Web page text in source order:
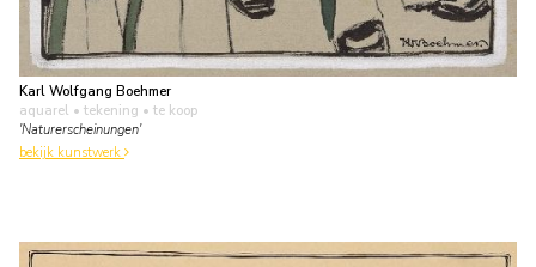
Karl Wolfgang Boehmer
aquarel • tekening • te koop
'Naturerscheinungen'
bekijk kunstwerk